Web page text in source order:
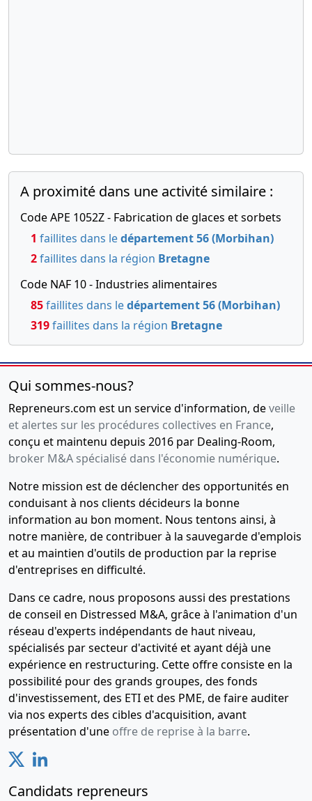
A proximité dans une activité similaire :
Code APE 1052Z - Fabrication de glaces et sorbets
1 faillites dans ledépartement 56 (Morbihan)
2faillites dans la région Bretagne
Code NAF 10 - Industries alimentaires
85faillites dans ledépartement 56 (Morbihan)
319faillites dans la région Bretagne
Qui sommes-nous?
Repreneurs.com est un service d'information, deveille
et alertes sur les procédures collectives en France,
conçu et maintenu depuis 2016 par Dealing-Room,
broker M&A spécialisé dans l'économie numérique.
Notre mission est de déclencher des opportunités en
conduisant à nos clients décideurs la bonne
information au bon moment. Nous tentons ainsi, à
notre manière, de contribuer à la sauvegarde d'emplois
et au maintien d'outils de production par la reprise
d'entreprises en difficulté.
Dans ce cadre, nous proposons aussi des prestations
de conseil en Distressed M&A, grâce à l'animation d'un
réseau d'experts indépendants de haut niveau,
spécialisés par secteur d'activité et ayant déjà une
expérience en restructuring. Cette offre consiste en la
possibilité pour des grands groupes, des fonds
d'investissement, des ETI et des PME, de faire auditer
via nos experts des cibles d'acquisition, avant
présentation d'une offre de reprise à la barre.
Candidats repreneurs